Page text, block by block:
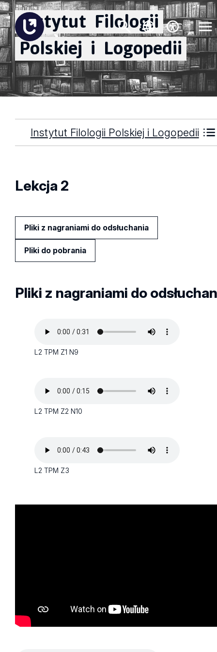
Instytut Filologii
Polskiej i Logopedii
Instytut Filologii Polskiej i Logopedii
Lekcja 2
Pliki z nagraniami do odsłuchania
Pliki do pobrania
Pliki z nagraniami do
L2 TPM Z1 N9
L2 TPM Z2 N10
L2 TPM Z3